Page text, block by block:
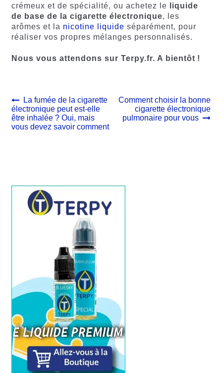
crémeux et de spécialité, ou achetez le
liquide
de base de la cigarette électronique, les
arômes et la nicotine liquide séparément, pour
réaliser vos propres mélanges personnalisés.
Nous vous attendons sur Terpy.fr. A bientôt !
Navigation
de
l’article
Article
précédent :
La fumée de la cigarette
électronique peut est-elle
être inhalée ? Oui, mais
vous devez savoir comment
Article
suivant :
Comment choisir la bonne
cigarette électronique
pulmonaire pour vous